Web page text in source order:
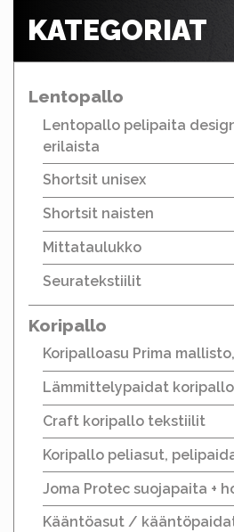
KATEGORIAT
Lentopallo
Lentopallo pelipaita
erilaista
Shortsit unisex
Shortsit naisten
Mittataulukko
Seuratekstiilit
Koripallo
Koripalloasu Prima
Lämmittelypaidat
Craft koripallo tekstiilit
Koripallo peliasut,
Joma Protec suojapaita +
Kääntöasut /